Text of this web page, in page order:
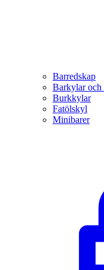
Barredskap
Barkylar och
Burkkylar
Fatölskyl
Minibarer